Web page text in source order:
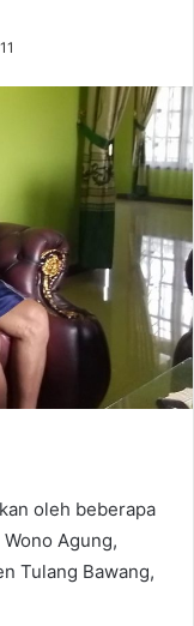
11
oleh beberapa
Agung,
Tulang Bawang,